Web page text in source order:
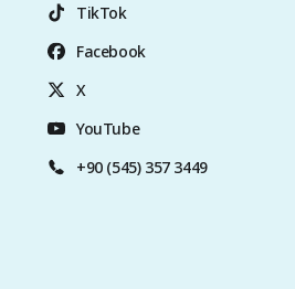
TikTok
Facebook
X
YouTube
+90 (545) 357 3449